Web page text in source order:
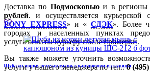
Доставка по Подмосковьюи в
рублей. и осуществляется курьерской
PONY EXPRESS» и « СДЭК». Более
городах и населенных пунктах
услуга оплаты курьеру после примерки.
Вы также можете уточнить
услуги у нашего менеджера по тел.:8
Шуба из норки летучая мышь с капюшоном из куницы